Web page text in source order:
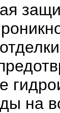
на